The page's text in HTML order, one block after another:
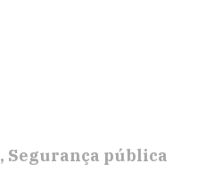
Segurança pública